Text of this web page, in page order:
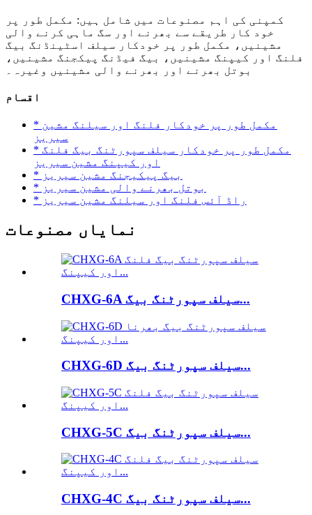
کمپنی کی اہم مصنوعات میں شامل ہیں: مکمل طور پر
خود کار طریقے سے بھرنے اور سگ ماہی کرنے والی
مشینیں، مکمل طور پر خودکار سیلف اسٹینڈنگ بیگ
فلنگ اور کیپنگ مشینیں، بیگ فیڈنگ پیکجنگ مشینیں،
بوتل بھرنے اور بھرنے والی مشینیں وغیرہ۔
اقسام
* مکمل طور پر خودکار فلنگ اور سیلنگ مشین
سیریز
* مکمل طور پر خودکار سیلف سپورٹنگ بیگ فلنگ
اور کیپنگ مشین سیریز
* بیگ پیکیجنگ مشین سیریز
* بوتل بھرنے والی مشین سیریز
* راڈ آئس فلنگ اور سیلنگ مشین سیریز
نمایاں مصنوعات
CHXG-6A سیلف سپورٹنگ بیگ...
CHXG-6D سیلف سپورٹنگ بیگ...
CHXG-5C سیلف سپورٹنگ بیگ...
CHXG-4C سیلف سپورٹنگ بیگ...